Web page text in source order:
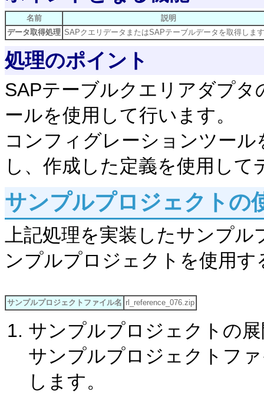
名前
説明
データ取得処理 SAPクエリデータまたはSAPテーブルデータを取得しま
処理のポイント
SAPテーブルクエリアダプ
ールを使用して行います。
コンフィグレーションツー
し、作成した定義を使用し
サンプルプロジェクトの
上記処理を実装したサンプ
ンプルプロジェクトを使用
サンプルプロジェクトファイル名 rl_reference_076.zip
サンプルプロジェクトの
サンプルプロジェクトフ
します。